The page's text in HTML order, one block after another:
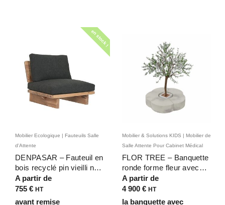
Mobilier Ecologique | Fauteuils Salle
d'Attente
DENPASAR – Fauteuil en
bois recyclé pin vieilli noir
avec coussins pour
lounges, salles d’attente
et espaces
A partir de
755 € HT
avant remise
en stock !
Mobilier & Solutions KIDS | Mobilier de
Salle Attente Pour Cabinet Médical
FLOR TREE – Banquette
ronde forme fleur avec
arbre central pour Maison
Médicale, Pharmacie
A partir de
4 900 € HT
la banquette avec